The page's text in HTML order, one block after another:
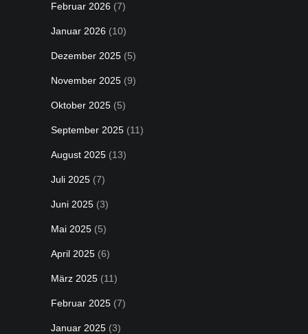
Februar 2026 (7)
Januar 2026 (10)
Dezember 2025 (5)
November 2025 (9)
Oktober 2025 (5)
September 2025 (11)
August 2025 (13)
Juli 2025 (7)
Juni 2025 (3)
Mai 2025 (5)
April 2025 (6)
März 2025 (11)
Februar 2025 (7)
Januar 2025 (3)